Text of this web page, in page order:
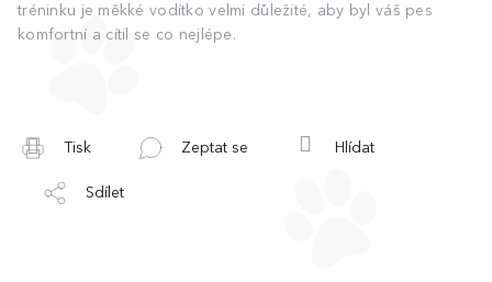
tréninku je měkké vodítko velmi důležité, aby byl váš pes
komfortní a cítil se co nejlépe.
Tisk Zeptat se Hlídat
Sdílet